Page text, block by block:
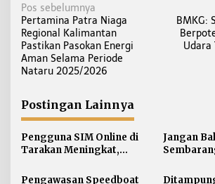
N
a
v
i
g
s
i
p
s
Pos sebelumnya
Pertamina Patra Niaga
Regional Kalimantan
Pastikan Pasokan Energi
Aman Selama Periode
Nataru 2025/2026
BMKG:
Udara
Postingan Lainnya
Pengguna SIM Online di
Tarakan Meningkat,
Paling Banyak
Jangan
Pengawasan Speedboat